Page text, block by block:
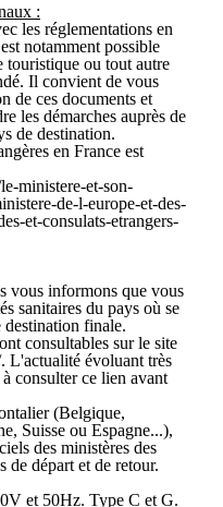
:
les réglementations en
notamment possible
touristique ou tout autre
Il convient de vous
de ces documents et
les démarches auprès de
de destination.
en France est
ministere-et-son-
de-l-europe-et-des-
et-consulats-etrangers-
vous informons que vous
sanitaires du pays où se
destination finale.
consultables sur le site
évoluant très
consulter ce lien avant
(Belgique,
Suisse ou Espagne...),
des ministères des
de départ et de retour.
et 50Hz. Type C et G.